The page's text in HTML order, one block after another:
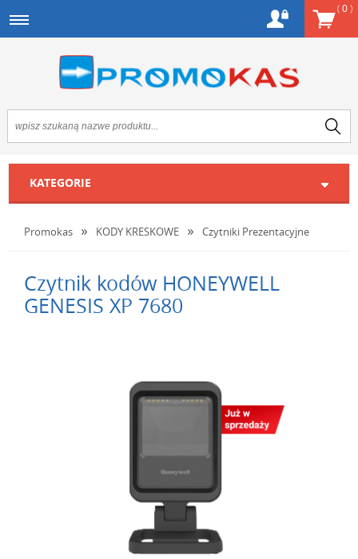
(0)
KATEGORIE
Promokas KODY KRESKOWE Czytniki Prezentacyjne
Czytnik kodów HONEYWELL
GENESIS XP 7680